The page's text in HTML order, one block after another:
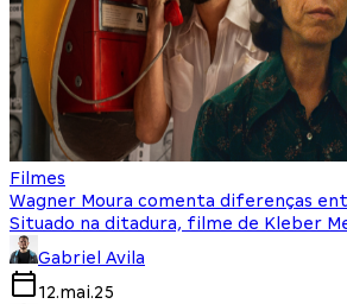
Filmes
Wagner Moura comenta diferenças
Situado na ditadura, filme de Kleber
Gabriel Avila
12.mai.25